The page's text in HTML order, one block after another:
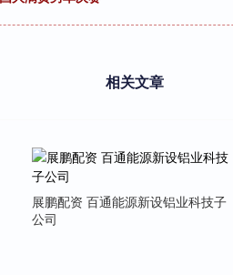
相关文章
展鹏配资 百通能源新设铝业科技子
公司